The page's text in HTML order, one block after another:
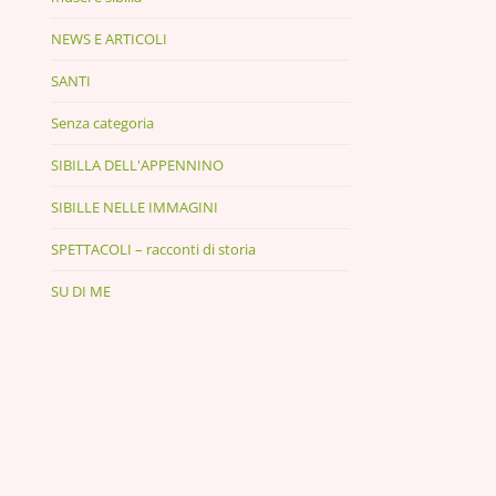
NEWS E ARTICOLI
SANTI
Senza categoria
SIBILLA DELL'APPENNINO
SIBILLE NELLE IMMAGINI
SPETTACOLI – racconti di storia
SU DI ME